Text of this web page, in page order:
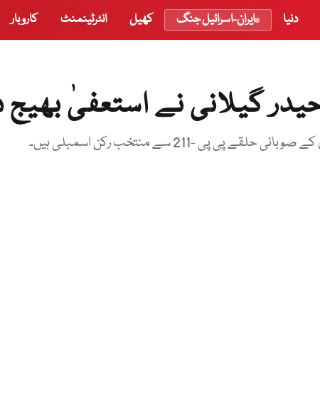
دنیا ایران-اسرائیل جنگ کھیل انٹرٹینمنٹ کاروبار
گیلانی نے استعفیٰ بھیج
-211 سے منتخب رکن اسمبلی ہیں۔